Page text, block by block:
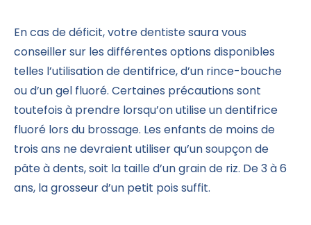
En cas de déficit, votre dentiste saura vous
conseiller sur les différentes options disponibles
telles l’utilisation de dentifrice, d’un rince-bouche
ou d’un gel fluoré. Certaines précautions sont
toutefois à prendre lorsqu’on utilise un dentifrice
fluoré lors du brossage. Les enfants de moins de
trois ans ne devraient utiliser qu’un soupçon de
pâte à dents, soit la taille d’un grain de riz. De 3 à 6
ans, la grosseur d’un petit pois suffit.